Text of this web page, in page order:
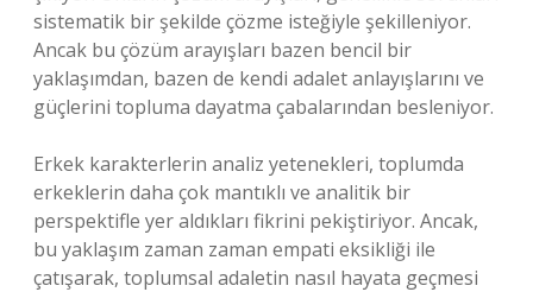
sistematik bir şekilde çözme isteğiyle şekilleniyor.
Ancak bu çözüm arayışları bazen bencil bir
yaklaşımdan, bazen de kendi adalet anlayışlarını ve
güçlerini topluma dayatma çabalarından besleniyor.
Erkek karakterlerin analiz yetenekleri, toplumda
erkeklerin daha çok mantıklı ve analitik bir
perspektifle yer aldıkları fikrini pekiştiriyor. Ancak,
bu yaklaşım zaman zaman empati eksikliği ile
çatışarak, toplumsal adaletin nasıl hayata geçmesi